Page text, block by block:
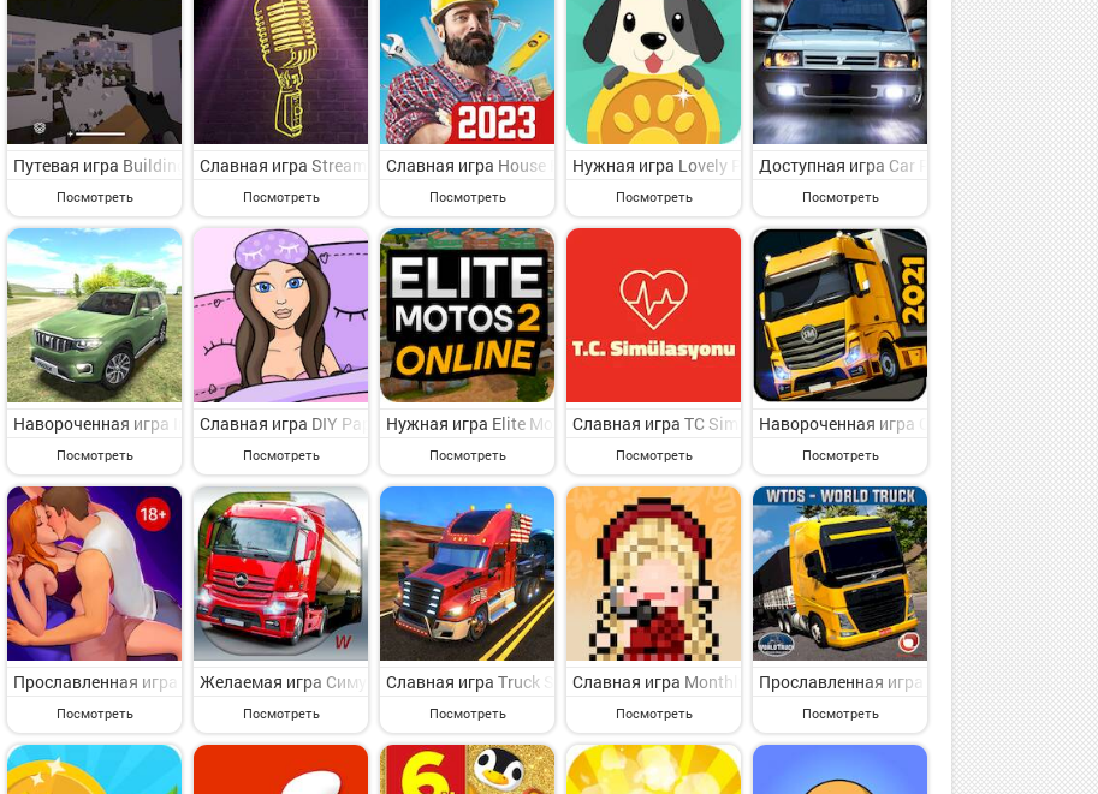
Путевая игра Building Destruction на Андроид - увлекательная игра симулятор для опытных игроков от славного разработчика 180°.
Посмотреть
Славная игра Streamer Life Simulator на Андроид - представляющая интерес игра симулятор для
Посмотреть
Славная игра House Flipper: Дизайн дома на Андроид - увлекательная игра симулятор
Посмотреть
Нужная игра Lovely Pet на Андроид - веселая игра симулятор
Посмотреть
Доступная игра Car Parking and Driving
Посмотреть
Навороченная игра Indian Cars Simulator 3D на Андроид - симпатичная игра симулятор для каждого от славного группы
Посмотреть
Славная игра DIY Paper Doll на Андроид - представляющая интерес игра симулятор для искушенного
Посмотреть
Нужная игра Elite Motos 2 на Андроид - представляющая интерес игра симулятор для
Посмотреть
Славная игра TC Sim?lasyonu на Андроид - увлекательная
Посмотреть
Навороченная игра Cargo Simulator
Посмотреть
Прославленная игра LUV - игра-симулятор на Андроид - веселая игра симулятор для классного времяпровождения от мирового
Посмотреть
Желаемая игра Симулятор грузовика: Европа 2 на Андроид - симпатичная игра симулятор для каждого от
Посмотреть
Славная игра Truck Simulator USA Revolution на Андроид - увлекательная игра
Посмотреть
Славная игра Monthly Entertainment на Андроид -
Посмотреть
Прославленная игра World Truck Driving
Посмотреть